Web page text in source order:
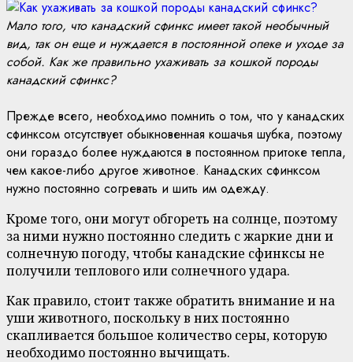
Мало того, что канадский сфинкс имеет такой необычный
вид, так он еще и нуждается в постоянной опеке и уходе за
собой. Как же правильно ухаживать за кошкой породы
канадский сфинкс?
Прежде всего, необходимо помнить о том, что у канадских
сфинксом отсутствует обыкновенная кошачья шубка, поэтому
они гораздо более нуждаются в постоянном притоке тепла,
чем какое-либо другое животное. Канадских сфинксом
нужно постоянно согревать и шить им одежду.
Кроме того, они могут обгореть на солнце, поэтому
за ними нужно постоянно следить с жаркие дни и
солнечную погоду, чтобы канадские сфинксы не
получили теплового или солнечного удара.
Как правило, стоит также обратить внимание и на
уши животного, поскольку в них постоянно
скапливается большое количество серы, которую
необходимо постоянно вычищать.